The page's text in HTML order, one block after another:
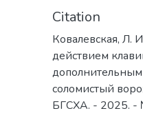
Citation
Ковалевская, Л.
действием
дополнительным
соломистый
БГСХА. - 2025. -